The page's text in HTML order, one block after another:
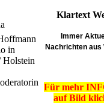
in
Holstein
Klartext
Immer
Nachrichten aus
Für mehr
auf Bild